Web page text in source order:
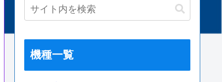
機種一覧